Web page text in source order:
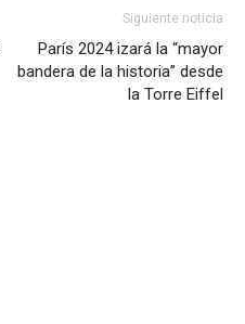
Siguiente noticia
París 2024 izará la “mayor
bandera de la historia” desde
la Torre Eiffel